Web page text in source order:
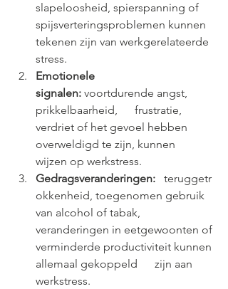
slapeloosheid, spierspanning of
spijsverteringsproblemen kunnen
tekenen zijn van werkgerelateerde
stress.
Emotionele
signalen: voortdurende angst,
prikkelbaarheid,      frustratie,
verdriet of het gevoel hebben
overweldigd te zijn, kunnen
wijzen op werkstress.
Gedragsveranderingen: teruggetr
okkenheid, toegenomen gebruik
van alcohol of tabak,
veranderingen in eetgewoonten of
verminderde productiviteit kunnen
allemaal gekoppeld      zijn aan
werkstress.